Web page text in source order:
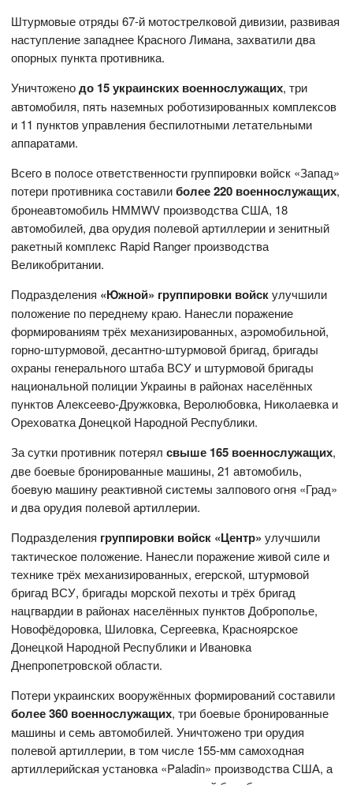
Штурмовые отряды 67-й мотострелковой дивизии, развивая
наступление западнее Красного Лимана, захватили два
опорных пункта противника.
Уничтоженодо 15 украинских военнослужащих, три
автомобиля, пять наземных роботизированных комплексов
и 11 пунктов управления беспилотными летательными
аппаратами.
Всего в полосе ответственности группировки войск «Запад»
потери противника составилиболее 220 военнослужащих,
бронеавтомобиль HMMWV производства США, 18
автомобилей, два орудия полевой артиллерии и зенитный
ракетный комплекс Rapid Ranger производства
Великобритании.
Подразделения «Южной» группировки войскулучшили
положение по переднему краю. Нанесли поражение
формированиям трёх механизированных, аэромобильной,
горно-штурмовой, десантно-штурмовой бригад, бригады
охраны генерального штаба ВСУ и штурмовой бригады
национальной полиции Украины в районах населённых
пунктов Алексеево-Дружковка, Веролюбовка, Николаевка и
Ореховатка Донецкой Народной Республики.
За сутки противник потерялсвыше 165 военнослужащих,
две боевые бронированные машины, 21 автомобиль,
боевую машину реактивной системы залпового огня «Град»
и два орудия полевой артиллерии.
Подразделения группировки войск «Центр» улучшили
тактическое положение. Нанесли поражение живой силе и
технике трёх механизированных, егерской, штурмовой
бригад ВСУ, бригады морской пехоты и трёх бригад
нацгвардии в районах населённых пунктов Доброполье,
Новофёдоровка, Шиловка, Сергеевка, Красноярское
Донецкой Народной Республики и Ивановка
Днепропетровской области.
Потери украинских вооружённых формирований составили
более 360 военнослужащих, три боевые бронированные
машины и семь автомобилей. Уничтожено три орудия
полевой артиллерии, в том числе 155-мм самоходная
артиллерийская установка «Paladin» производства США, а